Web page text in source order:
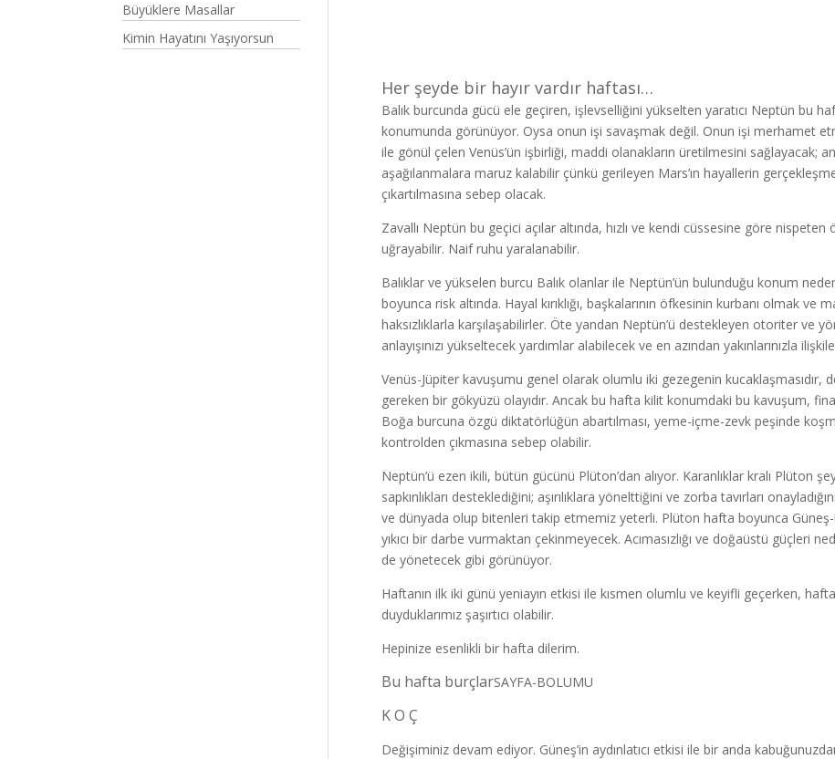
Her şeyde bir hayır vardır haftası…
Balık burcunda gücü ele geçiren, işlevselliğini yükselten yaratıcı Neptün bu
konumunda görünüyor. Oysa onun işi savaşmak değil. Onun işi merhamet
ile gönül çelen Venüs’ün işbirliği, maddi olanakların üretilmesini sağlayacak;
aşağılanmalara maruz kalabilir çünkü gerileyen Mars’ın hayallerin
çıkartılmasına sebep olacak.
Zavallı Neptün bu geçici açılar altında, hızlı ve kendi cüssesine göre nispeten
uğrayabilir. Naif ruhu yaralanabilir.
Balıklar ve yükselen burcu Balık olanlar ile Neptün’ün bulunduğu konum
boyunca risk altında. Hayal kırıklığı, başkalarının öfkesinin kurbanı olmak ve
haksızlıklarla karşılaşabilirler. Öte yandan Neptün’ü destekleyen otoriter ve
anlayışınızı yükseltecek yardımlar alabilecek ve en azından yakınlarınızla
Venüs-Jüpiter kavuşumu genel olarak olumlu iki gezegenin kucaklaşmasıdır,
gereken bir gökyüzü olayıdır. Ancak bu hafta kilit konumdaki bu kavuşum,
Boğa burcuna özgü diktatörlüğün abartılması, yeme-içme-zevk peşinde
kontrolden çıkmasına sebep olabilir.
Neptün’ü ezen ikili, bütün gücünü Plüton’dan alıyor. Karanlıklar kralı Plüton
sapkınlıkları desteklediğini; aşırılıklara yönelttiğini ve zorba tavırları
ve dünyada olup bitenleri takip etmemiz yeterli. Plüton hafta boyunca
yıkıcı bir darbe vurmaktan çekinmeyecek. Acımasızlığı ve doğaüstü güçleri
de yönetecek gibi görünüyor.
Haftanın ilk iki günü yeniayın etkisi ile kısmen olumlu ve keyifli geçerken,
duyduklarımız şaşırtıcı olabilir.
Hepinize esenlikli bir hafta dilerim.
Bu hafta burçlarSAYFA-BOLUMU
K O Ç
Değişiminiz devam ediyor. Güneş’in aydınlatıcı etkisi ile bir anda
Büyüklere Masallar
Kimin Hayatını Yaşıyorsun